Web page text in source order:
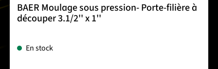
BAER Moulage sous pression- Porte-filière à
découper 3.1/2'' x 1''
En stock